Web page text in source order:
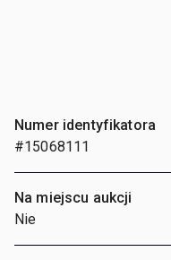
Numer identyfikatora
#15068111
Na miejscu aukcji
Nie